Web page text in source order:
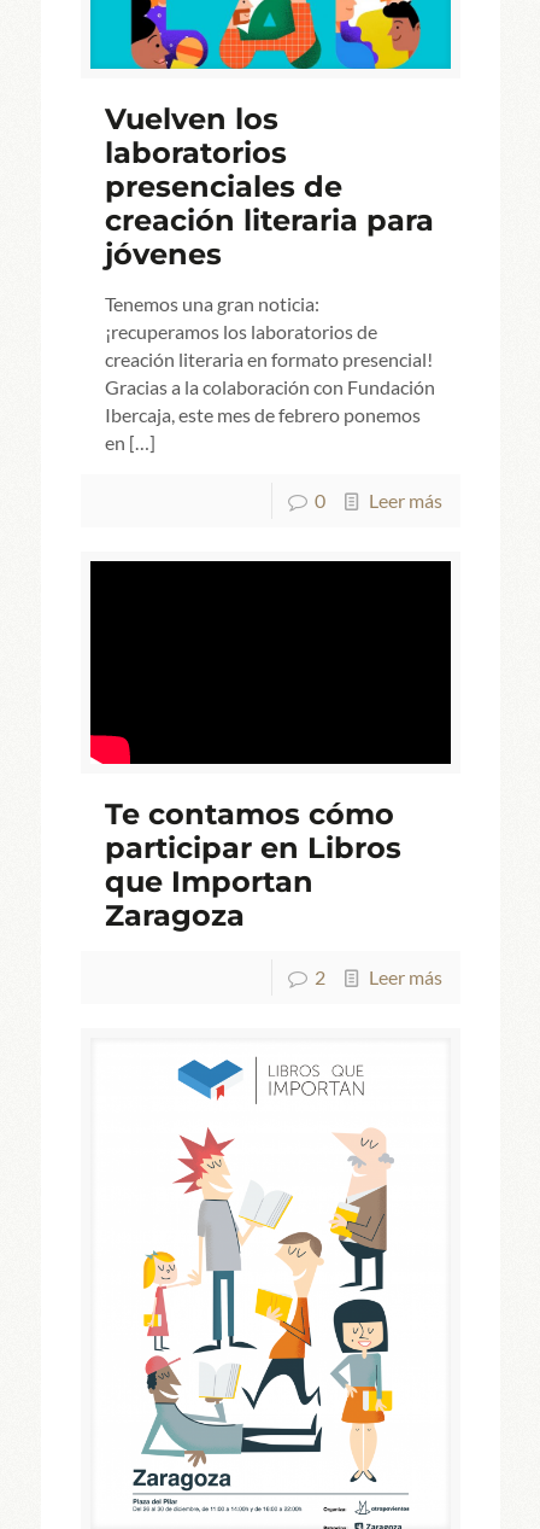
Vuelven los
laboratorios
presenciales de
creación literaria para
jóvenes
Tenemos una gran noticia:
¡recuperamos los laboratorios de
creación literaria en formato presencial!
Gracias a la colaboración con Fundación
Ibercaja, este mes de febrero ponemos
en […]
0 Leer más
Te contamos cómo
participar en Libros
que Importan
Zaragoza
2 Leer más